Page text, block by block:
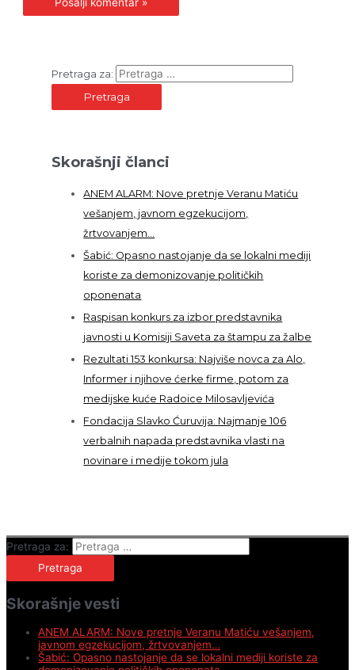
Pretraga za:
Skorašnji članci
ANEM ALARM: Nove pretnje Veranu Matiću
vešanjem, javnom egzekucijom,
žrtvovanjem…
Šabić: Opasno nastojanje da se lokalni mediji
koriste za demonizovanje političkih
oponenata
Raspisan konkurs za izbor predstavnika
javnosti u Komisiji Saveta za štampu za žalbe
Rezultati 153 konkursa: Najviše novca za Alo,
Informer i njihove ćerke firme, potom za
medijske kuće Radoice Milosavljevića
Fondacija Slavko Ćuruvija: Najmanje 106
verbalnih napada predstavnika vlasti na
novinare i medije tokom jula
Pretraga za:
Skorašnje vesti
ANEM ALARM: Nove pretnje Veranu Matiću vešanjem,
javnom egzekucijom, žrtvovanjem…
Šabić: Opasno nastojanje da se lokalni mediji koriste za